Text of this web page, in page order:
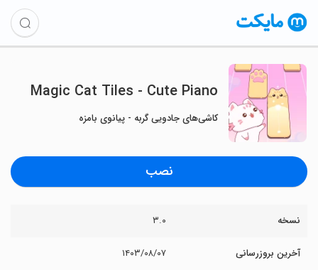
Magic Cat Tiles - Cute Piano
کاشی‌های جادویی گربه - پیانوی بامزه
نصب
نسخه ۳.۰
آخرین بروزرسانی ۱۴۰۳/۰۸/۰۷